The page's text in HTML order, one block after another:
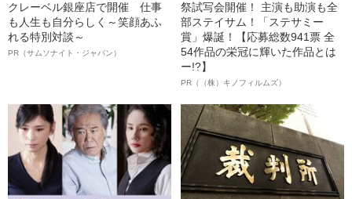
クレーベル銀座店で開催 仕事
も人生も自分らしく～笑顔あふ
れる特別対談～
PR（サムソナイト・ジャパン）
祭試写会開催！ 主演も助演も全
部ステイサム！「ステサミー
賞」爆誕！【応募総数941票 全
54作品の栄冠に輝いた作品とは
ー!?】
PR（（株）キノフィルムズ）